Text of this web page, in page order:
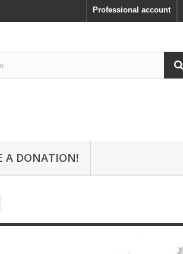
Professional account
A DONATION!